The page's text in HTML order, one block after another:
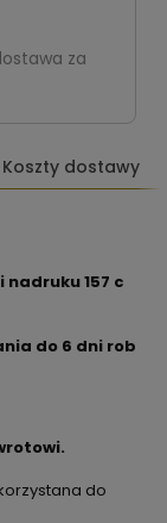
za
Koszty dostawy
157 c
do 6 dni rob
do